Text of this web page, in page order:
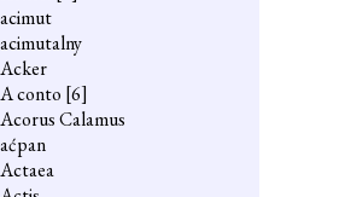
acimut
acimutalny
Acker
A conto [6]
Acorus Calamus
aćpan
Actaea